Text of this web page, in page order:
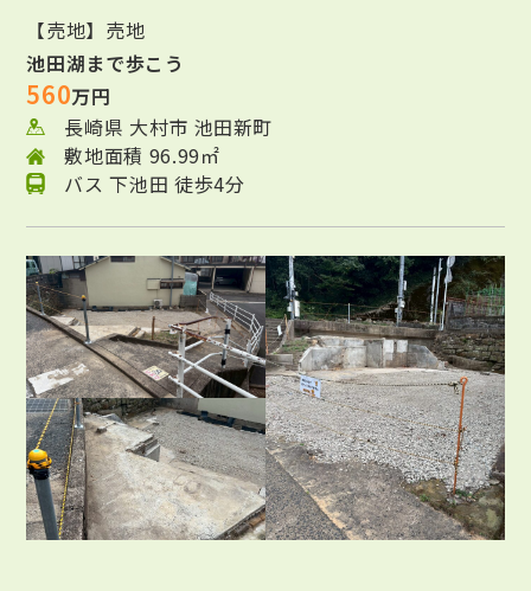
【売地】売地
池田湖まで歩こう
560万円
長崎県 大村市 池田新町
敷地面積 96.99㎡
バス 下池田 徒歩4分